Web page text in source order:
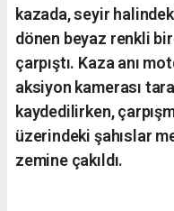
kazada, seyir
dönen beyaz renkli
çarpıştı. Kaza anı
aksiyon kamerası
kaydedilirken,
üzerindeki şahıslar
zemine çakıldı.